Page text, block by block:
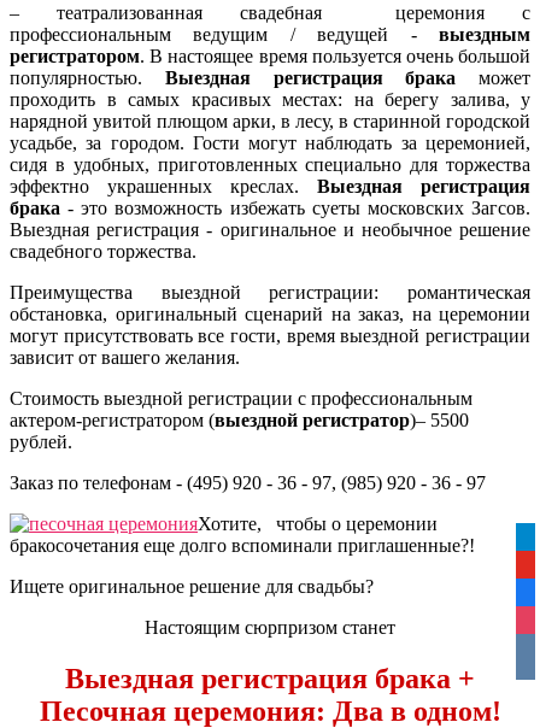
– театрализованная свадебная церемония с
профессиональным ведущим / ведущей - выездным
регистратором. В настоящее время пользуется очень большой
популярностью. Выездная регистрация брака может
проходить в самых красивых местах: на берегу залива, у
нарядной увитой плющом арки, в лесу, в старинной городской
усадьбе, за городом. Гости могут наблюдать за церемонией,
сидя в удобных, приготовленных специально для торжества
эффектно украшенных креслах. Выездная регистрация
брака - это возможность избежать суеты московских Загсов.
Выездная регистрация - оригинальное и необычное решение
свадебного торжества.
Преимущества выездной регистрации: романтическая
обстановка, оригинальный сценарий на заказ, на церемонии
могут присутствовать все гости, время выездной регистрации
зависит от вашего желания.
Стоимость выездной регистрации с профессиональным
актером-регистратором (выездной регистратор)– 5500
рублей.
Заказ по телефонам - (495) 920 - 36 - 97, (985) 920 - 36 - 97
Хотите, чтобы о церемонии
бракосочетания еще долго вспоминали приглашенные?!
Ищете оригинальное решение для свадьбы?
Настоящим сюрпризом станет
Выездная регистрация брака +
Песочная церемония: Два в одном!